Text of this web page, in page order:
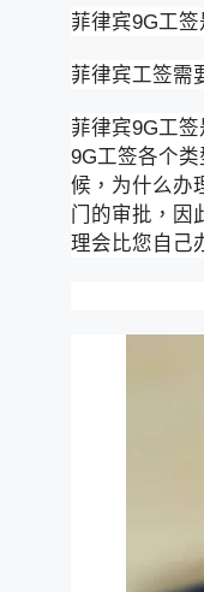
菲律宾9G工
菲律宾工签需
菲律宾9G工
9G工签各个
候，为什么办
门的审批，因
理会比您自己